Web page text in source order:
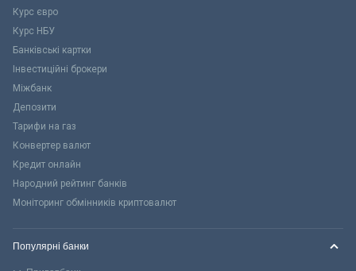
Курс євро
Курс НБУ
Банківські картки
Інвестиційні брокери
Міжбанк
Депозити
Тарифи на газ
Конвертер валют
Кредит онлайн
Народний рейтинг банків
Моніторинг обмінників криптовалют
Популярні банки